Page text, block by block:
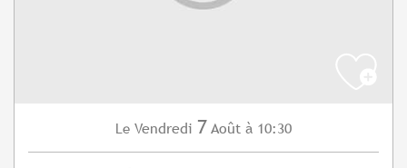
Le Vendredi 7 Août à 10:30